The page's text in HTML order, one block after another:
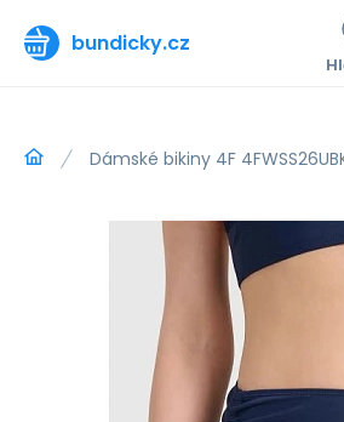
bundicky.cz
Dámské bikiny 4F